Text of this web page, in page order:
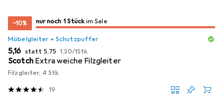
−10% noch 1 Stückim Sale
nur noch 1 Stück im Sale
Möbelgleiter + Schutzpuffer
EUR
5,16 statt EUR
5,75 EUR
1,30/1Stk.
Scotch Extra weiche Filzgleiter
Filzgleiter, 4 Stk.
19